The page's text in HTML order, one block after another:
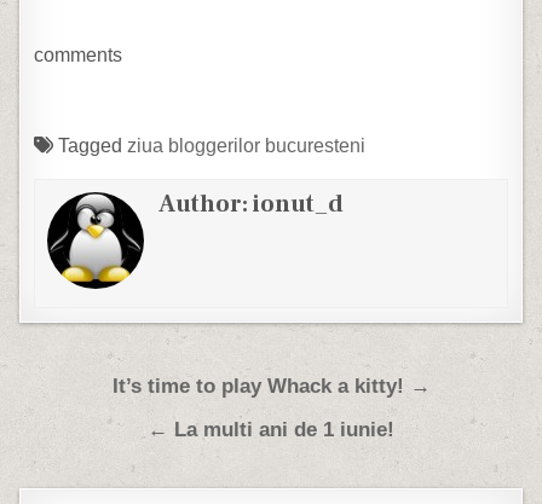
comments
Tagged ziua bloggerilor bucuresteni
Author:ionut_d
Post navigation
It’s time to play Whack a kitty! →
← La multi ani de 1 iunie!